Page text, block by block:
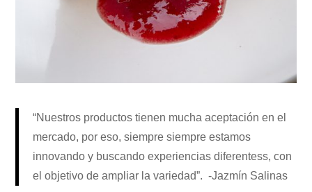
“Nuestros productos tienen mucha aceptación en el
mercado, por eso, siempre siempre estamos
innovando y buscando experiencias diferentess, con
el objetivo de ampliar la variedad”. -Jazmín Salinas